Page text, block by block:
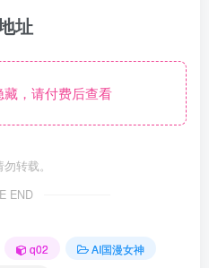
址
，请付费后查看
转载。
END
q02
AI国漫女神